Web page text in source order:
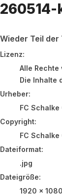
Wieder Teil der
FC Schalke 04
Lizenz:
Alle Rechte
Die Inhalte
Urheber:
FC Schalke
Copyright:
FC Schalke
Dateiformat:
.jpg
Dateigröße:
1920 x